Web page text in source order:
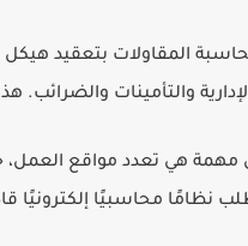
المقاولات بتعقيد هيكل
والتأمينات
مهمة هي تعدد مواقع العمل،
نظامًا محاسبيًا إلكترونيًا